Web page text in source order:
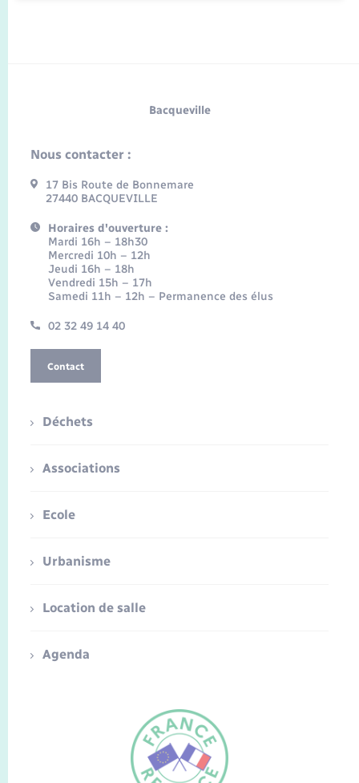
Bacqueville
Nous contacter :
17 Bis Route de Bonnemare
27440 BACQUEVILLE
Horaires d'ouverture :
Mardi 16h – 18h30
Mercredi 10h – 12h
Jeudi 16h – 18h
Vendredi 15h – 17h
Samedi 11h – 12h – Permanence des élus
02 32 49 14 40
Contact
Déchets
Associations
Ecole
Urbanisme
Location de salle
Agenda